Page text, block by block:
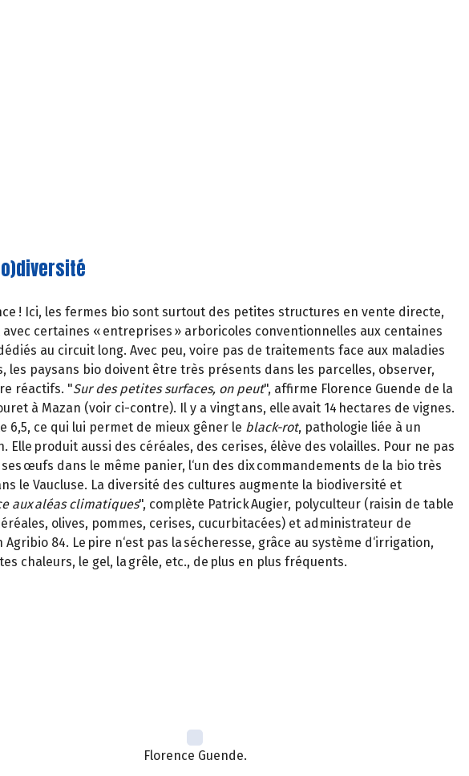
! Ici, les fermes bio sont surtout des petites structures en vente directe,
certaines « entreprises » arboricoles conventionnelles aux centaines
au circuit long. Avec peu, voire pas de traitements face aux maladies
les paysans bio doivent être très présents dans les parcelles, observer,
réactifs. "Sur des petites surfaces, on peut", affirme Florence Guende de la
à Mazan (voir ci-contre). Il y a vingt ans, elle avait 14 hectares de vignes.
6,5, ce qui lui permet de mieux gêner le black-rot, pathologie liée à un
Elle produit aussi des céréales, des cerises, élève des volailles. Pour ne pas
œufs dans le même panier, l‘un des dix commandements de la bio très
le Vaucluse. La diversité des cultures augmente la biodiversité et
aux aléas climatiques", complète Patrick Augier, polyculteur (raisin de table
olives, pommes, cerises, cucurbitacées) et administrateur de
Agribio 84. Le pire n‘est pas la sécheresse, grâce au système d‘irrigation,
chaleurs, le gel, la grêle, etc., de plus en plus fréquents.
Florence Guende.